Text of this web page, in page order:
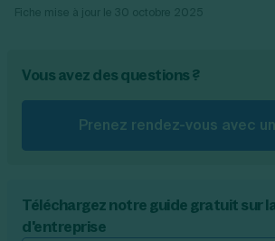
“procuration sous seing privé
Vous avez des questions ?
Prenez rendez-vous avec
Téléchargez notre guide gratuit sur
d'entreprise